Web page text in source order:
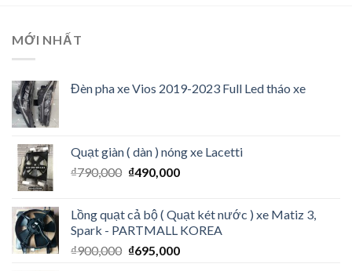
MỚI NHẤT
Đèn pha xe Vios 2019-2023 Full Led tháo xe
Quạt giàn ( dàn ) nóng xe Lacetti
₫790,000 ₫490,000
Lồng quạt cả bộ ( Quạt két nước ) xe Matiz 3,
Spark - PARTMALL KOREA
₫900,000 ₫695,000